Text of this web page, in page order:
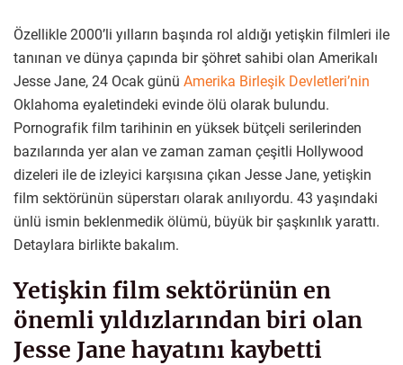
Özellikle 2000’li yılların başında rol aldığı yetişkin filmleri ile
tanınan ve dünya çapında bir şöhret sahibi olan Amerikalı
Jesse Jane, 24 Ocak günü Amerika Birleşik Devletleri’nin
Oklahoma eyaletindeki evinde ölü olarak bulundu.
Pornografik film tarihinin en yüksek bütçeli serilerinden
bazılarında yer alan ve zaman zaman çeşitli Hollywood
dizeleri ile de izleyici karşısına çıkan Jesse Jane, yetişkin
film sektörünün süperstarı olarak anılıyordu. 43 yaşındaki
ünlü ismin beklenmedik ölümü, büyük bir şaşkınlık yarattı.
Detaylara birlikte bakalım.
Yetişkin film sektörünün en
önemli yıldızlarından biri olan
Jesse Jane hayatını kaybetti